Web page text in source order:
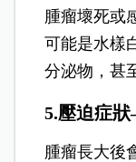
腫瘤壞死或
可能是水樣
分泌物，甚
5.壓迫症
腫瘤長大後